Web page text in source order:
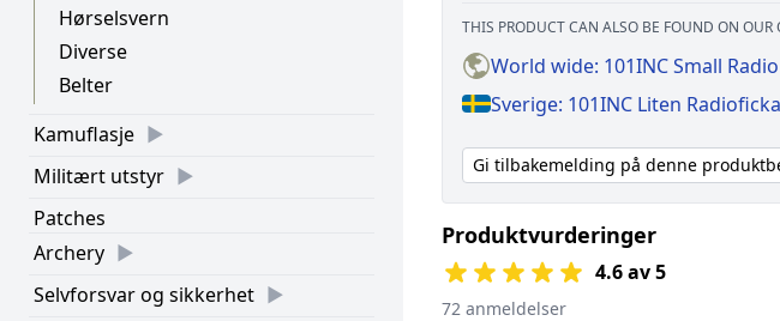
Hørselsvern
Diverse
Belter
Kamuflasje
Militært utstyr
Patches
Archery
Selvforsvar og sikkerhet
THIS PRODUCT CAN ALSO BE FOUND ON OUR
World wide: 101INC Small
Sverige: 101INC Liten
Gi tilbakemelding på denne
Produktvurderinger
4.6 av 5
72 anmeldelser